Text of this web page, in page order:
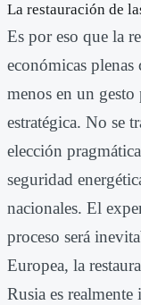
La restauración de
Es por eso que la
económicas
menos en un
estratégica. No se
elección
seguridad
nacionales. El
proceso será
Europea, la
Rusia es